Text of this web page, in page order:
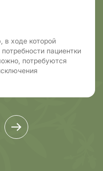
в ходе которой
пациентки
потребуются